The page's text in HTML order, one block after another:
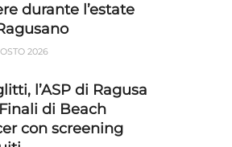
durante l’estate
2026
l’ASP di Ragusa
di Beach
con screening